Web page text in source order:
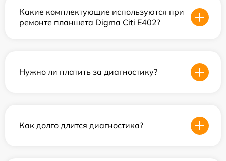
Какие комплектующие используются при
ремонте планшета Digma Citi E402?
Нужно ли платить за диагностику?
Как долго длится диагностика?